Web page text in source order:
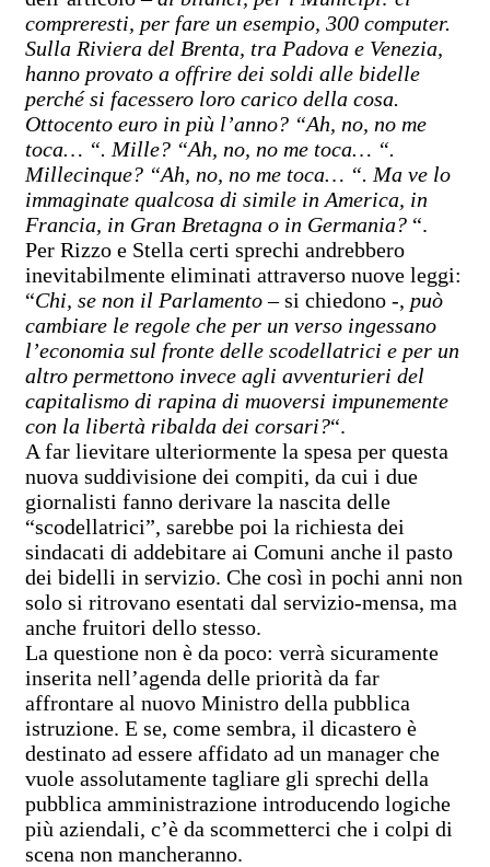
compreresti, per fare un esempio, 300 computer.
Sulla Riviera del Brenta, tra Padova e Venezia,
hanno provato a offrire dei soldi alle bidelle
perché si facessero loro carico della cosa.
Ottocento euro in più l’anno? “Ah, no, no me
toca… “. Mille? “Ah, no, no me toca… “.
Millecinque? “Ah, no, no me toca… “. Ma ve lo
immaginate qualcosa di simile in America, in
Francia, in Gran Bretagna o in Germania? “.
Per Rizzo e Stella certi sprechi andrebbero
inevitabilmente eliminati attraverso nuove leggi:
“Chi, se non il Parlamento– si chiedono -, può
cambiare le regole che per un verso ingessano
l’economia sul fronte delle scodellatrici e per un
altro permettono invece agli avventurieri del
capitalismo di rapina di muoversi impunemente
con la libertà ribalda dei corsari?“.
A far lievitare ulteriormente la spesa per questa
nuova suddivisione dei compiti, da cui i due
giornalisti fanno derivare la nascita delle
“scodellatrici”, sarebbe poi la richiesta dei
sindacati di addebitare ai Comuni anche il pasto
dei bidelli in servizio. Che così in pochi anni non
solo si ritrovano esentati dal servizio-mensa, ma
anche fruitori dello stesso.
La questione non è da poco: verrà sicuramente
inserita nell’agenda delle priorità da far
affrontare al nuovo Ministro della pubblica
istruzione. E se, come sembra, il dicastero è
destinato ad essere affidato ad un manager che
vuole assolutamente tagliare gli sprechi della
pubblica amministrazione introducendo logiche
più aziendali, c’è da scommetterci che i colpi di
scena non mancheranno.